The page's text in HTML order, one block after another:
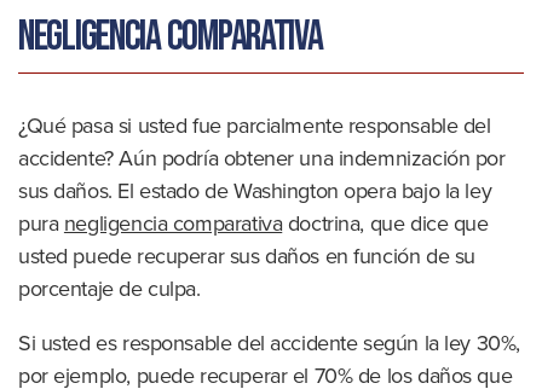
Negligencia comparativa
¿Qué pasa si usted fue parcialmente responsable del
accidente? Aún podría obtener una indemnización por
sus daños. El estado de Washington opera bajo la ley
puranegligencia comparativadoctrina, que dice que
usted puede recuperar sus daños en función de su
porcentaje de culpa.
Si usted es responsable del accidente según la ley 30%,
por ejemplo, puede recuperar el 70% de los daños que